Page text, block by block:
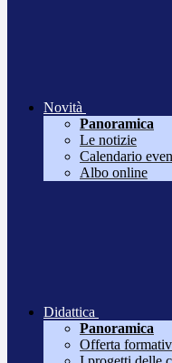
Novità
Panoramica
Le notizie
Calendario
Albo online
Didattica
Panoramica
Offerta